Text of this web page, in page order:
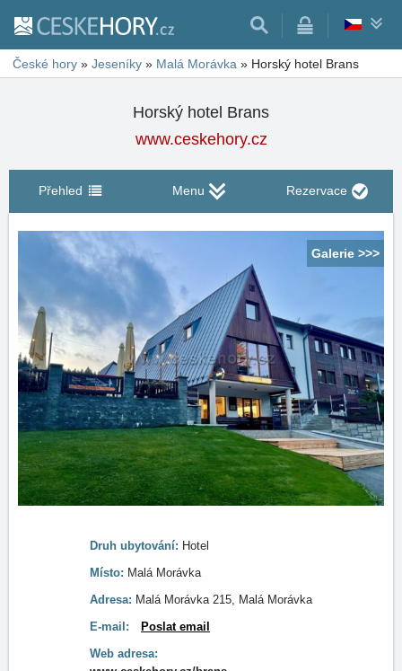
České hory » Jeseníky » Malá Morávka » Horský hotel Brans
Horský hotel Brans
www.ceskehory.cz
Přehled Menu Rezervace
Galerie >>>
Druh ubytování: Hotel
Místo: Malá Morávka
Adresa: Malá Morávka 215, Malá Morávka
E-mail:
Poslat email
Web adresa: